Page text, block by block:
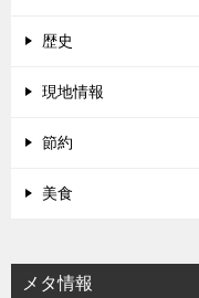
歴史
現地情報
節約
美食
メタ情報